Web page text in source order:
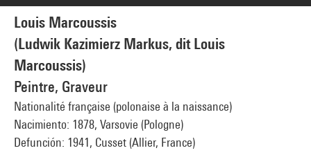
Louis Marcoussis
(Ludwik Kazimierz Markus, dit Louis
Marcoussis)
Peintre, Graveur
Nationalité française (polonaise à la naissance)
Nacimiento: 1878, Varsovie (Pologne)
Defunción: 1941, Cusset (Allier, France)
© Man Ray Trust / Adagp, Paris
Créditos fotográficos : Centre Pompidou, MNAM-CCI/Guy Carrard/Dist.
Referencia de la imagen : 4N17160
Difusión de la imagen :